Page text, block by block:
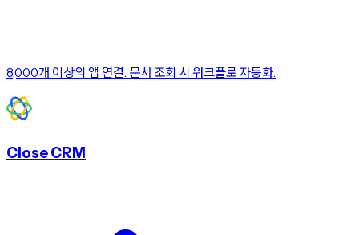
8,000개 이상의 앱 연결. 문서 조회 시 워크플로 자동화.
Close CRM